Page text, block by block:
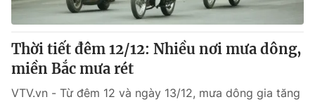
Thời tiết đêm 12/12: Nhiều nơi mưa dông,
miền Bắc mưa rét
VTV.vn - Từ đêm 12 và ngày 13/12, mưa dông gia tăng